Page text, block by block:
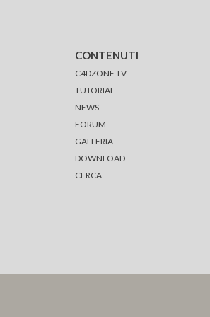
CONTENUTI
C4DZONE TV
TUTORIAL
NEWS
FORUM
GALLERIA
DOWNLOAD
CERCA